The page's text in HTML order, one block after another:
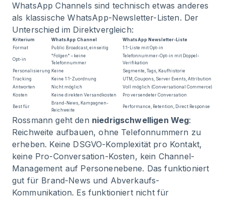
WhatsApp Channels sind technisch etwas anderes
als klassische WhatsApp-Newsletter-Listen. Der
Unterschied im Direktvergleich:
Kriterium WhatsApp Channel
WhatsApp Newsletter-Liste
Format
Public Broadcast, einseitig 1:1-Liste mit Opt-in
Opt-in
"Folgen" – keine
Telefonnummer
Telefonnummer-Opt-in mit Doppel-
Verifikation
Personalisierung Keine
Segmente, Tags, Kaufhistorie
Tracking
Keine 1:1-Zuordnung
UTM, Coupons, Server Events, Attribution
Antworten
Nicht möglich
Voll möglich (Conversational Commerce)
Kosten
Keine direkten Versandkosten Pro versendeter Conversation
Best für
Brand-News, Kampagnen-
Reichweite
Performance, Retention, Direct Response
Rossmann geht den niedrigschwelligen Weg:
Reichweite aufbauen, ohne Telefonnummern zu
erheben. Keine DSGVO-Komplexität pro Kontakt,
keine Pro-Conversation-Kosten, kein Channel-
Management auf Personenebene. Das funktioniert
gut für Brand-News und Abverkaufs-
Kommunikation. Es funktioniert nicht für